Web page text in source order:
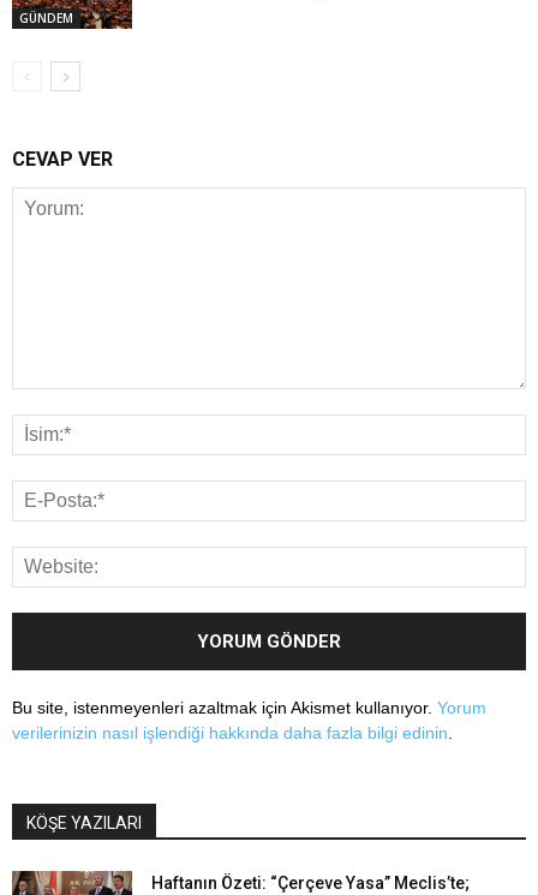
GÜNDEM
CEVAP VER
Bu site, istenmeyenleri azaltmak için Akismet kullanıyor. Yorum
verilerinizin nasıl işlendiği hakkında daha fazla bilgi edinin
KÖŞE YAZILARI
Haftanın Özeti: “Çerçeve Yasa” Meclis’te;